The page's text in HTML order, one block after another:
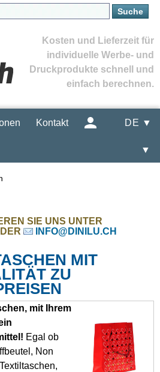
Kosten und Lieferzeit für
individuelle Werbe- und
Druckprodukte schnell und
einfach berechnen.
Kontakt DE ▼
▼
SIE UNS UNTER
INFO@DINILU.CH
MIT
ZU
mit Ihrem
Egal ob
Non